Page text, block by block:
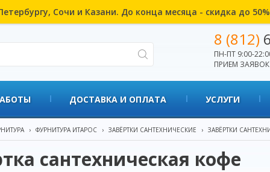
Сочи и Казани. До конца месяца - скидка до
8 (812)
ПН-ПТ 9:00-
ПРИЕМ ЗАЯВОК
ДОСТАВКА И ОПЛАТА УСЛУГИ
› ФУРНИТУРА ИТАРОС › ЗАВЁРТКИ САНТЕХНИЧЕСКИЕ › ЗАВЁРТКИ
сантехническая кофе